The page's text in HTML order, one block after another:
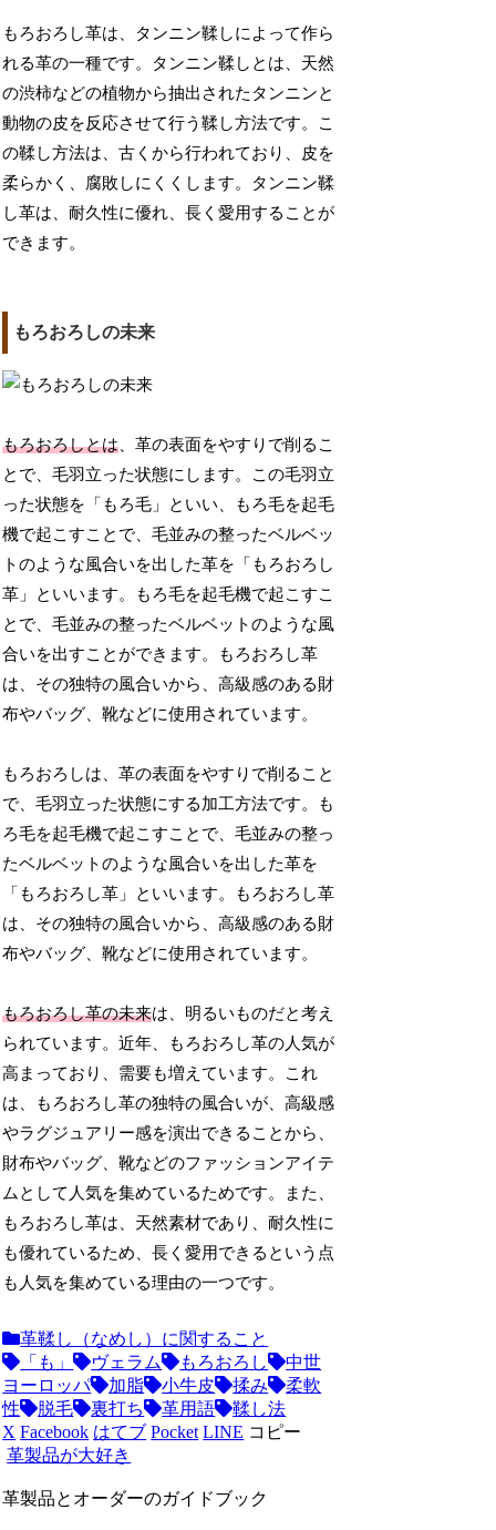
もろおろし革は、タンニン鞣しによって作ら
れる革の一種です。タンニン鞣しとは、天然
の渋柿などの植物から抽出されたタンニンと
動物の皮を反応させて行う鞣し方法です。こ
の鞣し方法は、古くから行われており、皮を
柔らかく、腐敗しにくくします。タンニン鞣
し革は、耐久性に優れ、長く愛用することが
できます。
もろおろしの未来
もろおろしとは、革の表面をやすりで削るこ
とで、毛羽立った状態にします。この毛羽立
った状態を「もろ毛」といい、もろ毛を起毛
機で起こすことで、毛並みの整ったベルベッ
トのような風合いを出した革を「もろおろし
革」といいます。もろ毛を起毛機で起こすこ
とで、毛並みの整ったベルベットのような風
合いを出すことができます。もろおろし革
は、その独特の風合いから、高級感のある財
布やバッグ、靴などに使用されています。
もろおろしは、革の表面をやすりで削ること
で、毛羽立った状態にする加工方法です。も
ろ毛を起毛機で起こすことで、毛並みの整っ
たベルベットのような風合いを出した革を
「もろおろし革」といいます。もろおろし革
は、その独特の風合いから、高級感のある財
布やバッグ、靴などに使用されています。
もろおろし革の未来は、明るいものだと考え
られています。近年、もろおろし革の人気が
高まっており、需要も増えています。これ
は、もろおろし革の独特の風合いが、高級感
やラグジュアリー感を演出できることから、
財布やバッグ、靴などのファッションアイテ
ムとして人気を集めているためです。また、
もろおろし革は、天然素材であり、耐久性に
も優れているため、長く愛用できるという点
も人気を集めている理由の一つです。
革鞣し（なめし）に関すること
「も」
ヴェラム もろおろし
中世
ヨーロッパ
加脂 小牛皮 揉み
柔軟
性
脱毛 裏打ち 革用語
鞣し法
X Facebook はてブ Pocket LINE コピー
革製品が大好き
革製品とオーダーのガイドブック